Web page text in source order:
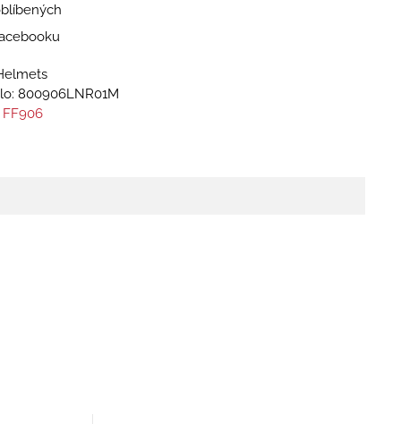
800906LNR01M
FF906